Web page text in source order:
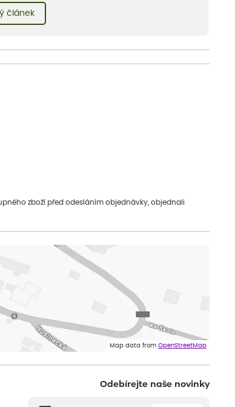
zahradního konceptu.
článek
zboží před odesláním objednávky, objednali
Map data from OpenStreetMap
Odebírejte naše novinky